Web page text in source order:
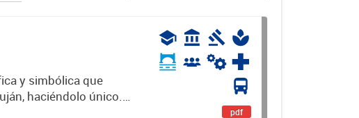
y simbólica que
haciéndolo único.
pdf